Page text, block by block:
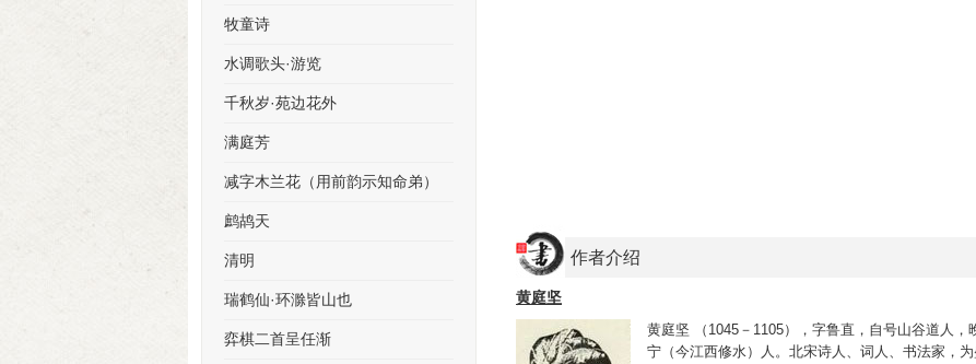
作者介绍
黄庭坚
黄庭坚 （1045－1105），字鲁直，自号山谷道人
宁（今江西修水）人。北宋诗人、词人、书法家，
牧童诗
水调歌头·游览
千秋岁·苑边花外
满庭芳
减字木兰花（用前韵示知命弟）
鹧鸪天
清明
瑞鹤仙·环滁皆山也
弈棋二首呈任渐